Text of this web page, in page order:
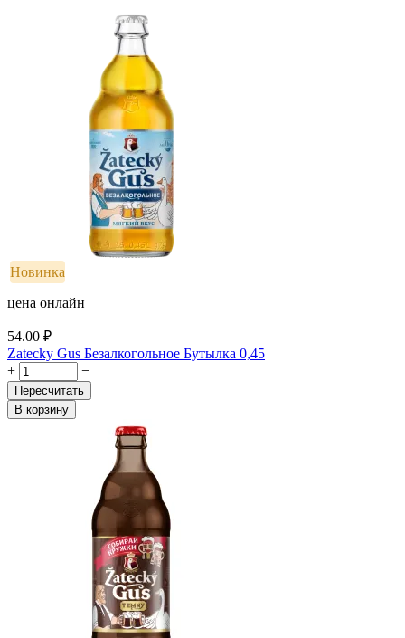
Новинка
цена онлайн
54.00 ₽
Zatecky Gus Безалкогольное Бутылка 0,45
+
−
Пересчитать
В корзину